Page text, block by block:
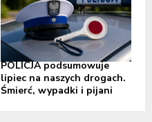
POLICJA podsumowuje
lipiec na naszych drogach.
Śmierć, wypadki i pijani